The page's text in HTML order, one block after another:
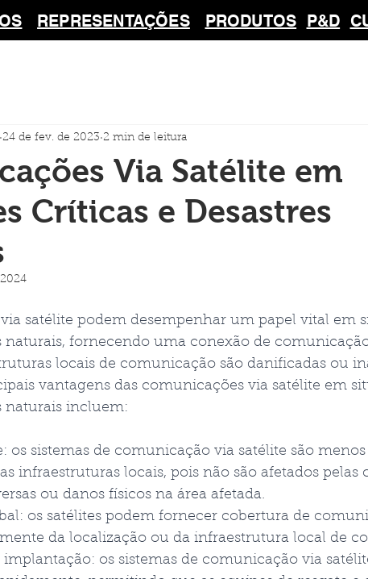
REPRESENTAÇÕES PRODUTOS P&D
Via Satélite em
Críticas e Desastres
24 de fev. de 2023 2 min de leitura
satélite podem desempenhar um papel vital em
naturais, fornecendo uma conexão de
locais de comunicação são danificadas ou
vantagens das comunicações via satélite em
naturais incluem:
os sistemas de comunicação via satélite são
infraestruturas locais, pois não são afetados pelas
ou danos físicos na área afetada.
os satélites podem fornecer cobertura de
da localização ou da infraestrutura local de
implantação: os sistemas de comunicação via